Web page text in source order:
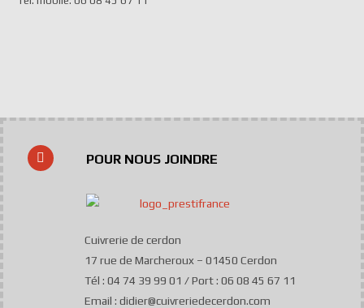
POUR NOUS JOINDRE
Cuivrerie de cerdon
17 rue de Marcheroux – 01450 Cerdon
Tél : 04 74 39 99 01 / Port : 06 08 45 67 11
Email : didier@cuivreriedecerdon.com